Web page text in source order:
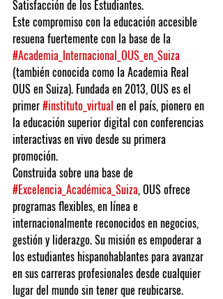
Satisfacción de los Estudiantes.
Este compromiso con la educación accesible
resuena fuertemente con la base de la
#Academia_Internacional_OUS_en_Suiza
(también conocida como la Academia Real
OUS en Suiza). Fundada en 2013, OUS es el
primer #instituto_virtual en el país, pionero en
la educación superior digital con conferencias
interactivas en vivo desde su primera
promoción.
Construida sobre una base de
#Excelencia_Académica_Suiza, OUS ofrece
programas flexibles, en línea e
internacionalmente reconocidos en negocios,
gestión y liderazgo. Su misión es empoderar a
los estudiantes hispanohablantes para avanzar
en sus carreras profesionales desde cualquier
lugar del mundo sin tener que reubicarse.